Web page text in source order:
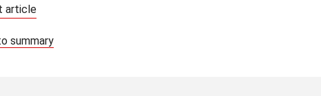
article
summary